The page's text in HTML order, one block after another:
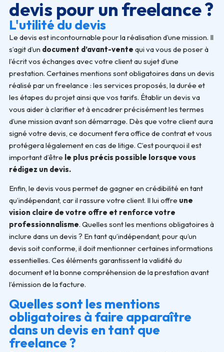
devis pour un freelance ?
L'utilité du devis
Le devis est incontournable pour la réalisation d’une mission. Il
s’agit d’un document d’avant-vente qui va vous de poser à
l’écrit vos échanges avec votre client au sujet d’une
prestation. Certaines mentions sont obligatoires dans un devis
réalisé par un freelance : les services proposés, la durée et
les étapes du projet ainsi que vos tarifs. Établir un devis va
vous aider à clarifier et à encadrer précisément les termes
d’une mission avant son démarrage. Dès que votre client aura
signé votre devis, ce document fera office de contrat et vous
protégera légalement en cas de litige. C’est pourquoi il est
important d’être le plus précis possible lorsque vous
rédigez un devis.
Enfin, le devis vous permet de gagner en crédibilité en tant
qu’indépendant, car il rassure votre client. Il lui offre une
vision claire de votre offre et renforce votre
professionnalisme. Quelles sont les mentions obligatoires à
inclure dans un devis ? En tant qu’indépendant, pour qu’un
devis soit conforme, il doit mentionner certaines informations
essentielles. Ces éléments garantissent la validité du
document et la bonne compréhension de la prestation avant
l’émission de la facture.
Quelles sont les mentions
obligatoires à faire apparaître
dans un devis en tant que
freelance ?